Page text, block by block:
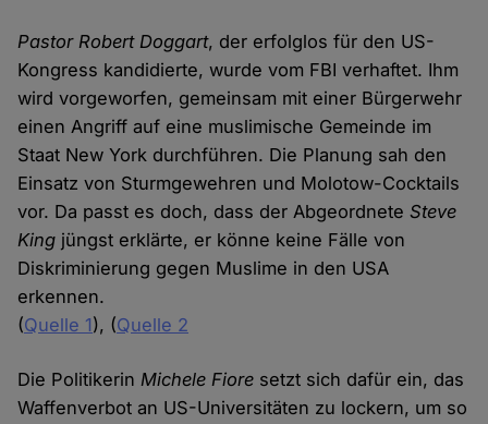
Pastor Robert Doggart, der erfolglos für den US-
Kongress kandidierte, wurde vom FBI verhaftet. Ihm
wird vorgeworfen, gemeinsam mit einer Bürgerwehr
einen Angriff auf eine muslimische Gemeinde im
Staat New York durchführen. Die Planung sah den
Einsatz von Sturmgewehren und Molotow-Cocktails
vor. Da passt es doch, dass der AbgeordneteSteve
King jüngst erklärte, er könne keine Fälle von
Diskriminierung gegen Muslime in den USA
erkennen.
(Quelle 1), (Quelle 2
Die PolitikerinMichele Fiore setzt sich dafür ein, das
Waffenverbot an US-Universitäten zu lockern, um so